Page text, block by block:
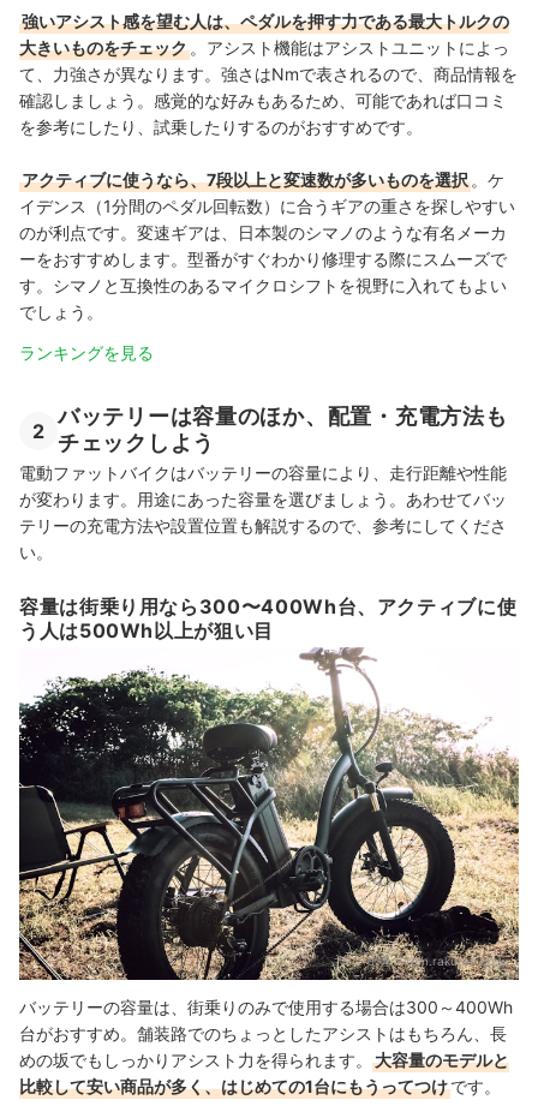
強いアシスト感を望む人は、ペダルを押す力である最大トルクの
大きいものをチェック 。アシスト機能はアシストユニットによっ
て、力強さが異なります。強さはNmで表されるので、商品情報を
確認しましょう。感覚的な好みもあるため、可能であれば口コミ
を参考にしたり、試乗したりするのがおすすめです。
アクティブに使うなら、7段以上と変速数が多いものを選択 。ケ
イデンス（1分間のペダル回転数）に合うギアの重さを探しやすい
のが利点です。変速ギアは、日本製のシマノのような有名メーカ
ーをおすすめします。型番がすぐわかり修理する際にスムーズで
す。シマノと互換性のあるマイクロシフトを視野に入れてもよい
でしょう。
ランキングを見る
2
バッテリーは容量のほか、配置・充電方法も
チェックしよう
電動ファットバイクはバッテリーの容量により、走行距離や性能
が変わります。用途にあった容量を選びましょう。あわせてバッ
テリーの充電方法や設置位置も解説するので、参考にしてくださ
い。
容量は街乗り用なら300〜400Wh台、アクティブに使
う人は500Wh以上が狙い目
出典：item.rakuten.co.jp
バッテリーの容量は、街乗りのみで使用する場合は300～400Wh
台がおすすめ。舗装路でのちょっとしたアシストはもちろん、長
めの坂でもしっかりアシスト力を得られます。
大容量のモデルと
比較して安い商品が多く、はじめての1台にもうってつけです。